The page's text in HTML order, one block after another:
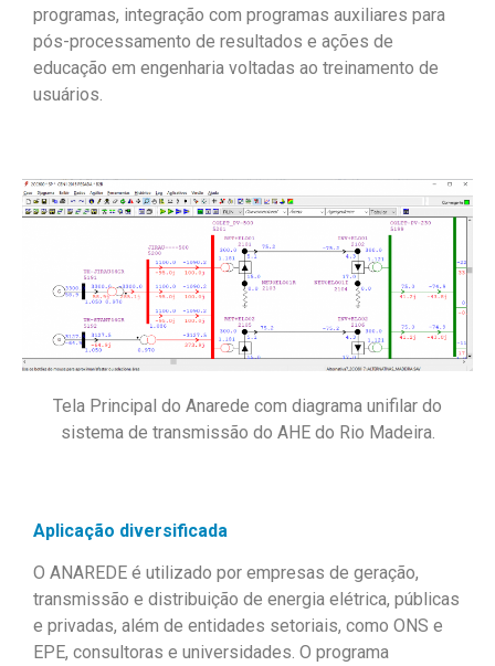
programas, integração com programas auxiliares para
pós-processamento de resultados e ações de
educação em engenharia voltadas ao treinamento de
usuários.
Tela Principal do Anarede com diagrama unifilar do
sistema de transmissão do AHE do Rio Madeira.
Aplicação diversificada
O ANAREDE é utilizado por empresas de geração,
transmissão e distribuição de energia elétrica, públicas
e privadas, além de entidades setoriais, como ONS e
EPE, consultoras e universidades. O programa